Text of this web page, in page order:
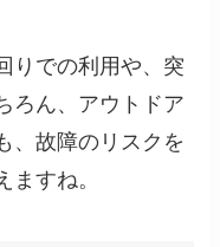
りでの利用や、突
ろん、アウトドア
、故障のリスクを
すね。